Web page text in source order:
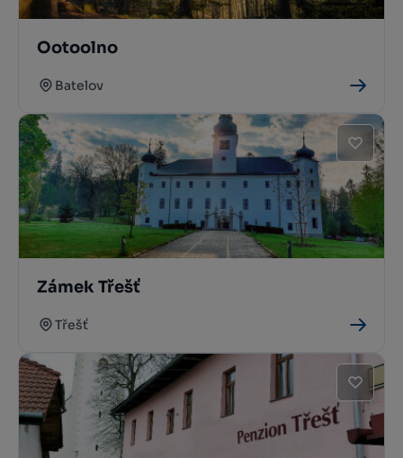
Ootoolno
Batelov
Zámek Třešť
Třešť